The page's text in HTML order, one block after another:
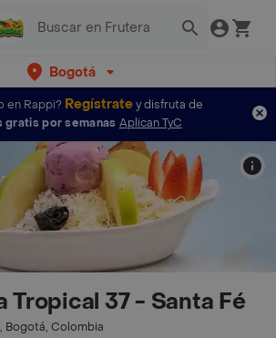
Bogotá
en Rappi? Regístratey disfruta de
gratis por semanas Aplican TyC
Tropical 37 - Santa Fé
Bogotá, Colombia